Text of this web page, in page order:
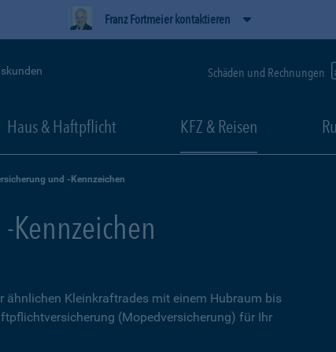
Franz Fortmeier kontaktieren
Schäden und Rechnungen
Haus & Haftpflicht KFZ & Reisen
und -Kennzeichen
ähnlichen Kleinkraftrades mit einem Hubraum bis
(Mopedversicherung) für Ihr